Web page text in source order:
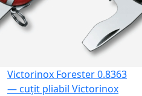
Victorinox Forester 0.8363
— cuțit pliabil Victorinox